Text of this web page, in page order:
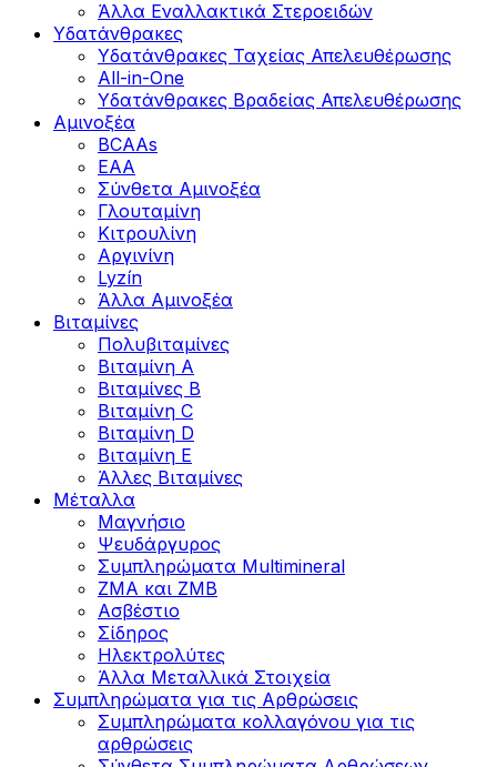
Άλλα Εναλλακτικά Στεροειδών
Υδατάνθρακες
Υδατάνθρακες Ταχείας Απελευθέρωσης
All-in-One
Υδατάνθρακες Βραδείας Απελευθέρωσης
Αμινοξέα
BCAAs
EAA
Σύνθετα Αμινοξέα
Γλουταμίνη
Κιτρουλίνη
Αργινίνη
Lyzín
Άλλα Αμινοξέα
Βιταμίνες
Πολυβιταμίνες
Βιταμίνη Α
Βιταμίνες Β
Βιταμίνη C
Βιταμίνη D
Βιταμίνη Ε
Άλλες Βιταμίνες
Μέταλλα
Μαγνήσιο
Ψευδάργυρος
Συμπληρώματα Multimineral
ZMA και ZMB
Ασβέστιο
Σίδηρος
Ηλεκτρολύτες
Άλλα Mεταλλικά Στοιχεία
Συμπληρώματα για τις Αρθρώσεις
Συμπληρώματα κολλαγόνου για τις
αρθρώσεις